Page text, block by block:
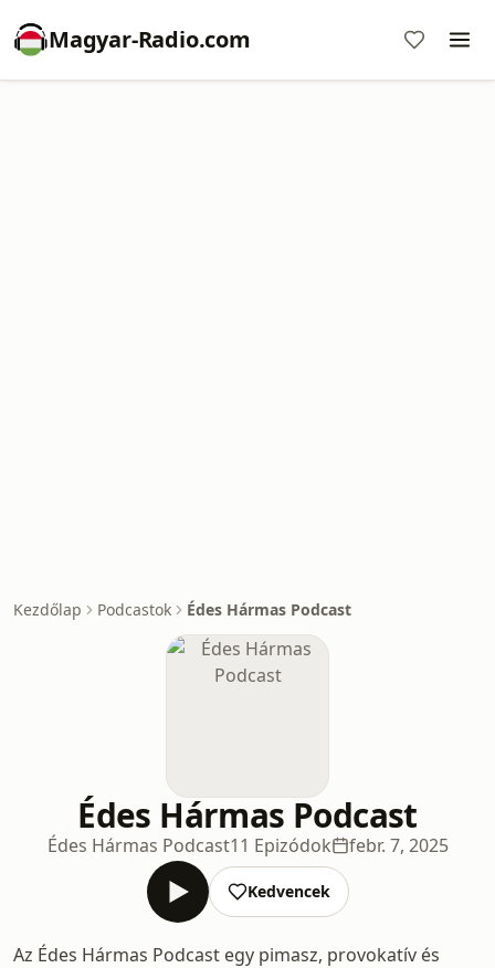
Magyar-Radio.com
Kezdőlap Podcastok Édes Hármas Podcast
Édes Hármas Podcast
Édes Hármas Podcast11 Epizódok febr. 7, 2025
Kedvencek
Az Édes Hármas Podcast egy pimasz, provokatív és